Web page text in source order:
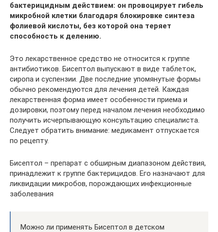
бактерицидным действием: он провоцирует гибель
микробной клетки благодаря блокировке синтеза
фолиевой кислоты, без которой она теряет
способность к делению.
Это лекарственное средство не относится к группе
антибиотиков. Бисептол выпускают в виде таблеток,
сиропа и суспензии. Две последние упомянутые формы
обычно рекомендуются для лечения детей. Каждая
лекарственная форма имеет особенности приема и
дозировки, поэтому перед началом лечения необходимо
получить исчерпывающую консультацию специалиста.
Следует обратить внимание: медикамент отпускается
по рецепту.
Бисептол – препарат с обширным диапазоном действия,
принадлежит к группе бактерицидов. Его назначают для
ликвидации микробов, порождающих инфекционные
заболевания
Можно ли применять Бисептол в детском